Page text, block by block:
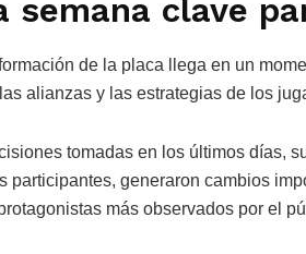
semana clave
de la placa llega en un
alianzas y las estrategias de los
tomadas en los últimos días,
participantes, generaron cambios
más observados por el